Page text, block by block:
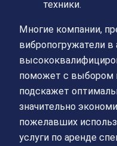
техники.
Многие компании,
вибропогружатели
поможет с выбором
подскажет
значительно
пожелавших
услуги по аренде